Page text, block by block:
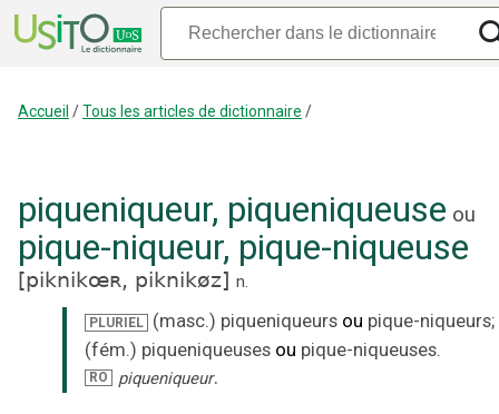
Accueil /Tous les articles de dictionnaire /
piqueniqueur, piqueniqueuse ou
pique-niqueur, pique-niqueuse
[piknikœʀ, piknikøz] n.
PLURIEL (masc.) piqueniqueurs ou pique-niqueurs;
(fém.) piqueniqueuses ou pique-niqueuses
RO piqueniqueur.